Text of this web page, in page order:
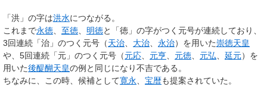
「洪」の字は洪水につながる。
これまで永徳 至徳 明徳と「徳」の字がつく元号が連続しており、
3回連続「治」のつく元号（天治 大治 永治）を用いた崇徳天皇
や、5回連続「元」のつく元号（元応 元亨 元徳 元弘 延元）を
用いた後醍醐天皇の例と同じになり不吉である。
ちなみに、この時、候補として寛永 宝暦も提案されていた。